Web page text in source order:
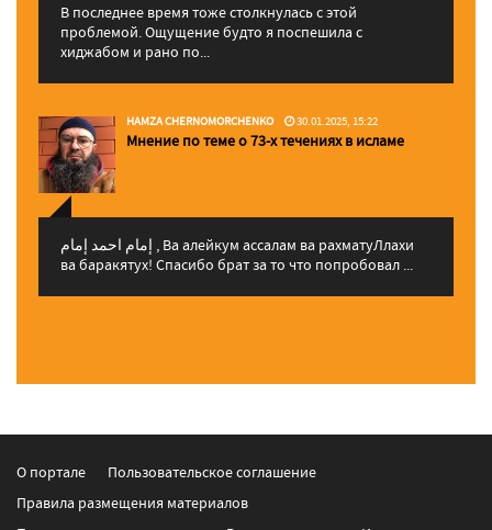
В последнее время тоже столкнулась с этой
проблемой. Ощущение будто я поспешила с
хиджабом и рано по...
HAMZA CHERNOMORCHENKO 30.01.2025, 15:22
Мнение по теме о 73-х течениях в исламе
إمام احمد إمام , Ва алейкум ассалам ва рахматуЛлахи
ва баракятух! Спасибо брат за то что попробовал ...
О портале
Пользовательское соглашение
Правила размещения материалов